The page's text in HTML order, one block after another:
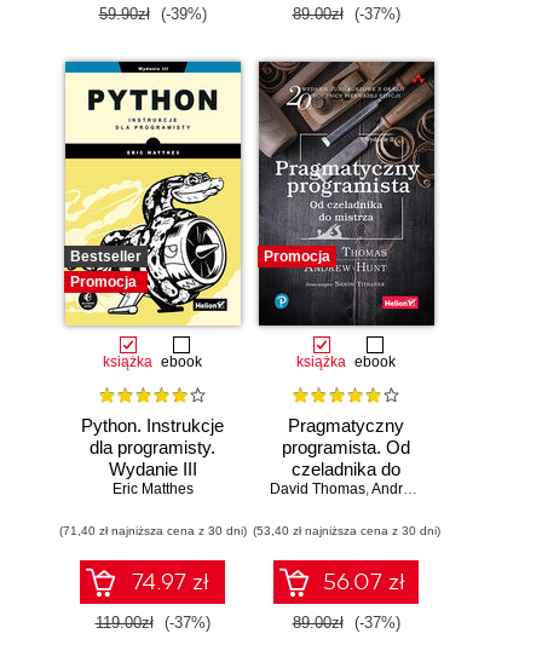
59.90zł (-39%) 89.00zł (-37%)
Bestseller
Promocja
książka ebook
Python. Instrukcje
dla programisty.
Wydanie III
Eric Matthes
(71,40 zł najniższa cena z 30 dni)
74.97 zł
119.00zł (-37%)
Promocja
książka ebook
Pragmatyczny
programista. Od
czeladnika do
mistrza. Wydanie II
David Thomas,Andrew Hunt
(53,40 zł najniższa cena z 30 dni)
56.07 zł
89.00zł (-37%)